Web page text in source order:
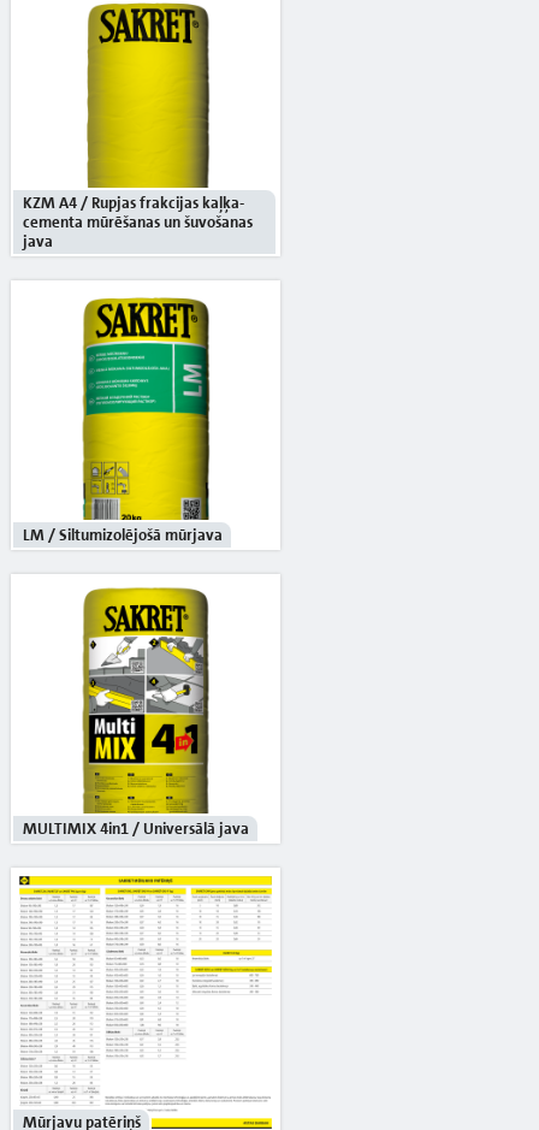
KZM A4 / Rupjas frakcijas kaļķa-
cementa mūrēšanas un šuvošanas
java
LM / Siltumizolējošā mūrjava
MULTIMIX 4in1 / Universālā java
Mūrjavu patēriņš